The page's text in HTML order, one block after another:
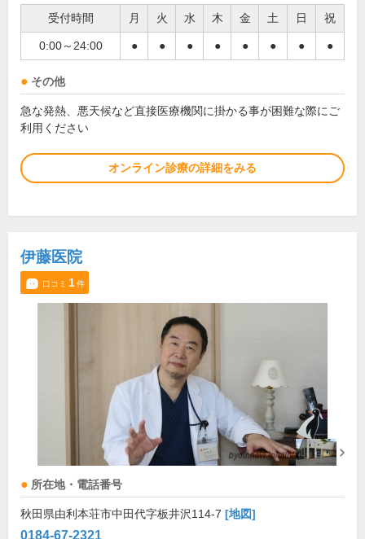
受付時間 月 火 水 木 金 土 日 祝
0:00～24:00 ● ● ● ● ● ● ● ●
その他
急な発熱、悪天候など直接医療機関に掛かる事が困難な際にご
利用ください
オンライン診療の詳細をみる
伊藤医院
口コミ 1件
所在地・電話番号
秋田県由利本荘市中田代字板井沢114-7 [地図]
0184-67-2321